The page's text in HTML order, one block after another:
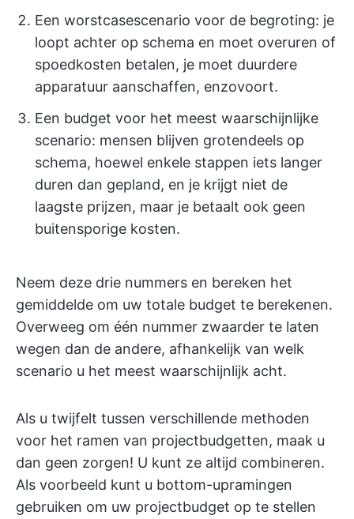
Een worstcasescenario voor de begroting: je
loopt achter op schema en moet overuren of
spoedkosten betalen, je moet duurdere
apparatuur aanschaffen, enzovoort.
Een budget voor het meest waarschijnlijke
scenario: mensen blijven grotendeels op
schema, hoewel enkele stappen iets langer
duren dan gepland, en je krijgt niet de
laagste prijzen, maar je betaalt ook geen
buitensporige kosten.
Neem deze drie nummers en bereken het
gemiddelde om uw totale budget te berekenen.
Overweeg om één nummer zwaarder te laten
wegen dan de andere, afhankelijk van welk
scenario u het meest waarschijnlijk acht.
Als u twijfelt tussen verschillende methoden
voor het ramen van projectbudgetten, maak u
dan geen zorgen! U kunt ze altijd combineren.
Als voorbeeld kunt u bottom-upramingen
gebruiken om uw projectbudget op te stellen